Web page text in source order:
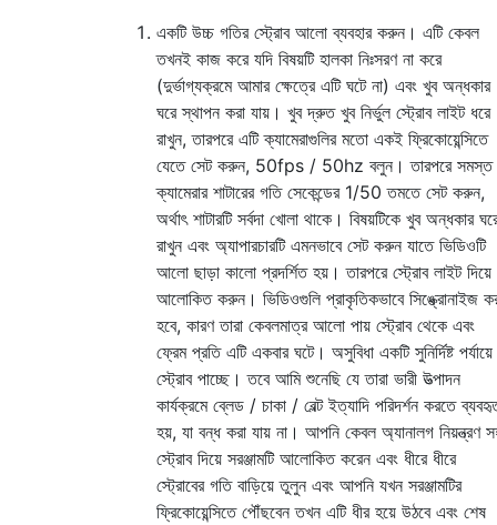
একটি উচ্চ গতির স্ট্রোব আলো ব্যবহার করুন। এটি কেবল
তখনই কাজ করে যদি বিষয়টি হালকা নিঃসরণ না করে
(দুর্ভাগ্যক্রমে আমার ক্ষেত্রে এটি ঘটে না) এবং খুব অন্ধকার
ঘরে স্থাপন করা যায়। খুব দ্রুত খুব নির্ভুল স্ট্রোব লাইট ধরে
রাখুন, তারপরে এটি ক্যামেরাগুলির মতো একই ফ্রিকোয়েন্সিতে
যেতে সেট করুন, 50fps / 50hz বলুন। তারপরে সমস্ত
ক্যামেরার শাটারের গতি সেকেন্ডের 1/50 তমতে সেট করুন,
অর্থাৎ শাটারটি সর্বদা খোলা থাকে। বিষয়টিকে খুব অন্ধকার
রাখুন এবং অ্যাপারচারটি এমনভাবে সেট করুন যাতে ভিডিওটি
আলো ছাড়া কালো প্রদর্শিত হয়। তারপরে স্ট্রোব লাইট দিয়ে
আলোকিত করুন। ভিডিওগুলি প্রাকৃতিকভাবে সিঙ্ক্রোনাইজ
হবে, কারণ তারা কেবলমাত্র আলো পায় স্ট্রোব থেকে এবং
ফ্রেম প্রতি এটি একবার ঘটে। অসুবিধা একটি সুনির্দিষ্ট পর্যায়ে
স্ট্রোব পাচ্ছে। তবে আমি শুনেছি যে তারা ভারী উত্পাদন
কার্যক্রমে ব্লেড / চাকা / বেল্ট ইত্যাদি পরিদর্শন করতে
হয়, যা বন্ধ করা যায় না। আপনি কেবল অ্যানালগ নিয়ন্ত্রণ
স্ট্রোব দিয়ে সরঞ্জামটি আলোকিত করেন এবং ধীরে ধীরে
স্ট্রোবের গতি বাড়িয়ে তুলুন এবং আপনি যখন সরঞ্জামটির
ফ্রিকোয়েন্সিতে পৌঁছবেন তখন এটি ধীর হয়ে উঠবে এবং শেষ